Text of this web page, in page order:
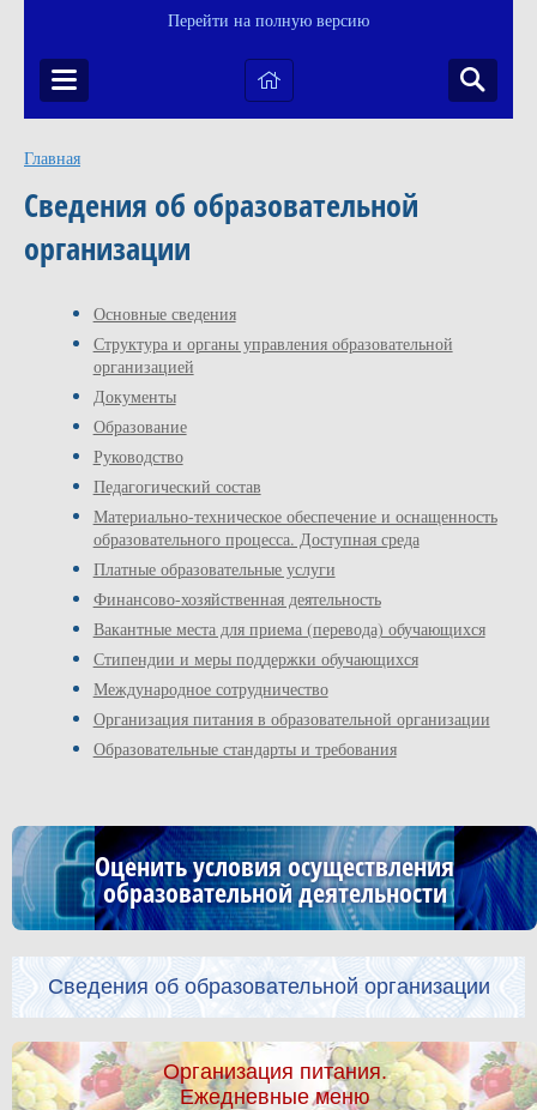
Перейти на полную версию
Главная
Сведения об образовательной
организации
Основные сведения
Структура и органы управления образовательной
организацией
Документы
Образование
Руководство
Педагогический состав
Материально-техническое обеспечение и оснащенность
образовательного процесса. Доступная среда
Платные образовательные услуги
Финансово-хозяйственная деятельность
Вакантные места для приема (перевода) обучающихся
Стипендии и меры поддержки обучающихся
Международное сотрудничество
Организация питания в образовательной организации
Образовательные стандарты и требования
Оценить условия осуществления
образовательной деятельности
Сведения об образовательной организации
Организация питания.
Ежедневные меню